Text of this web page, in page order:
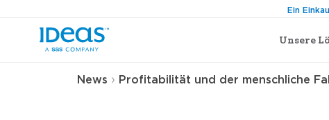
Unsere
Ein
News › Profitabilität und der menschliche